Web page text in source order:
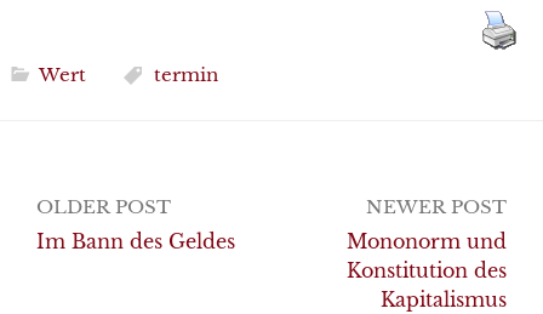
Wert termin
Post
navigation
OLDER POST
Im Bann des Geldes
NEWER POST
Mononorm und
Konstitution des
Kapitalismus